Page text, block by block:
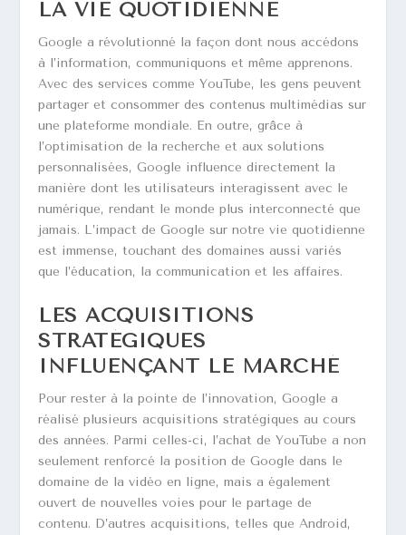
LA VIE QUOTIDIENNE
Google a révolutionné la façon dont nous accédons
à l’information, communiquons et même apprenons.
Avec des services comme YouTube, les gens peuvent
partager et consommer des contenus multimédias sur
une plateforme mondiale. En outre, grâce à
l’optimisation de la recherche et aux solutions
personnalisées, Google influence directement la
manière dont les utilisateurs interagissent avec le
numérique, rendant le monde plus interconnecté que
jamais. L’impact de Google sur notre vie quotidienne
est immense, touchant des domaines aussi variés
que l’éducation, la communication et les affaires.
LES ACQUISITIONS
STRATÉGIQUES
INFLUENÇANT LE MARCHÉ
Pour rester à la pointe de l’innovation, Google a
réalisé plusieurs acquisitions stratégiques au cours
des années. Parmi celles-ci, l’achat de YouTube a non
seulement renforcé la position de Google dans le
domaine de la vidéo en ligne, mais a également
ouvert de nouvelles voies pour le partage de
contenu. D’autres acquisitions, telles que Android,